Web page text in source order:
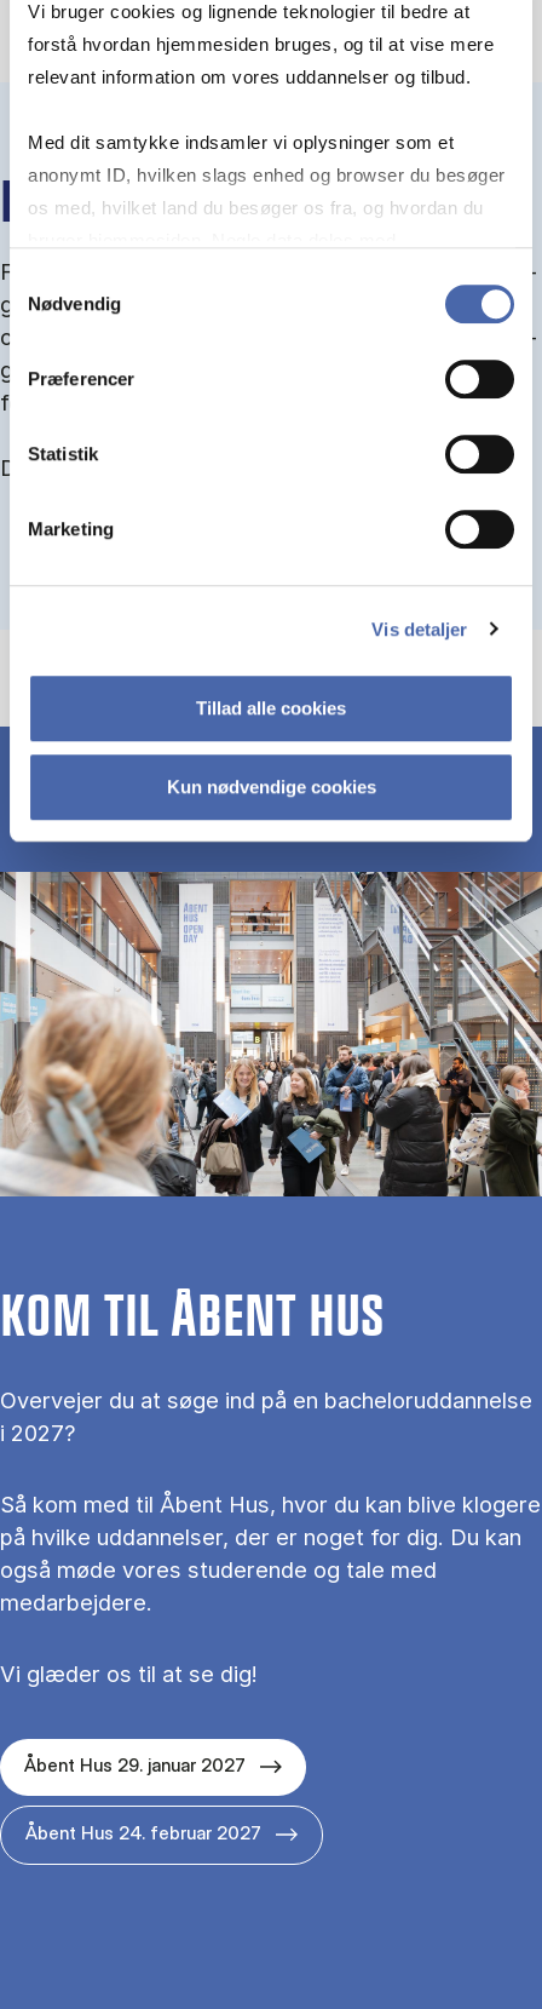
Vi bruger cookies og lignende teknologier til bedre at
forstå hvordan hjemmesiden bruges, og til at vise mere
relevant information om vores uddannelser og tilbud.
Med dit samtykke indsamler vi oplysninger som et
anonymt ID, hvilken slags enhed og browser du besøger
os med, hvilket land du besøger os fra, og hvordan du
markedsføring. Du bestemmer selv - og kan altid trække
Samtykkevalg
Nødvendig
Præferencer
Statistik
Marketing
Vis detaljer
Tillad alle cookies
Kun nødvendige cookies
IN­FO­MØ­DER OM OP­TA­GEL­SE
Fra september kan du del­tage i in­fo­mø­der om op­ta­
gel­se, hvor vi gu­i­der dig igen­nem an­søg­nings­pro­
ces­sen, og for­tæl­ler om kvo­te 1 og 2, sprog- og ad­
gangs­krav, og hvordan du forbedrer dine chancer
for at blive optaget.
Du kan finde alle events her i slutningen af august.
KOM TIL ÅBENT HUS
Overvejer du at søge ind på en bacheloruddannelse
i 2027?
Så kom med til Åbent Hus, hvor du kan blive klogere
på hvilke uddannelser, der er noget for dig. Du kan
også møde vores studerende og tale med
medarbejdere.
Vi glæder os til at se dig!
Åbent Hus 29. januar 2027
Åbent Hus 24. februar 2027